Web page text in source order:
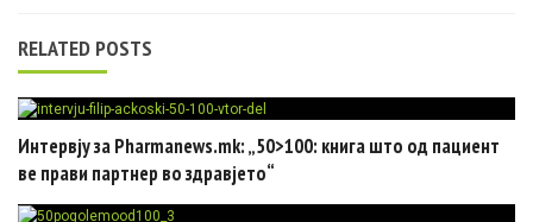
RELATED POSTS
Интервју за Pharmanews.mk: „50>100: книга што од пациент
ве прави партнер во здравјето“